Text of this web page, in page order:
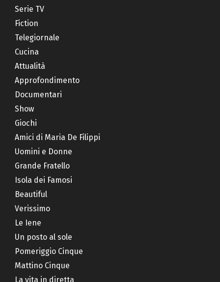
Serie TV
Fiction
Telegiornale
Cucina
Attualità
Approfondimento
Documentari
Show
Giochi
Amici di Maria De Filippi
Uomini e Donne
Grande Fratello
Isola dei Famosi
Beautiful
Verissimo
Le Iene
Un posto al sole
Pomeriggio Cinque
Mattino Cinque
La vita in diretta